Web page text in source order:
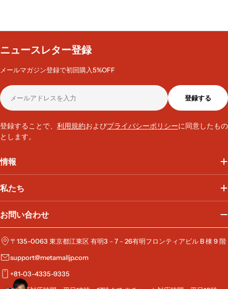
ニュースレター登録
メールマガジン登録で初回購入5%OFF
メ
ー
ル
ド
レ
登録する
登録することで、 利用規約およびプライバシーポリシーに同意したもの
とします。
情報
私たち
お問い合わせ
〒135-0063 東京都江東区 有明3－7－26有明フロンティアビル B 棟 9 階
support@metamalljp.com
+81-03-4335-9335